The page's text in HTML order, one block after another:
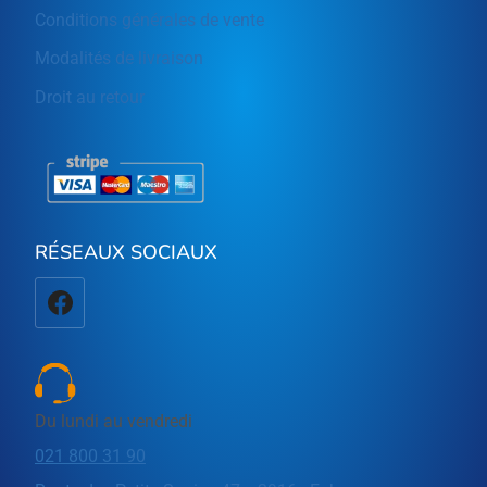
Conditions générales de vente
Modalités de livraison
Droit au retour
RÉSEAUX SOCIAUX
Du lundi au vendredi
021 800 31 90